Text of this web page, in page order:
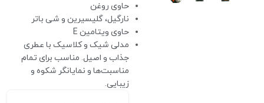
حاوی روغن
نارگیل، گلیسیرین و شی باتر
حاوی ویتامین E
مدلی شیک و کلاسیک با عطری
جذاب و اصیل. مناسب برای تمام
مناسبت‌ها و نمایانگر شکوه و
زیبایی.